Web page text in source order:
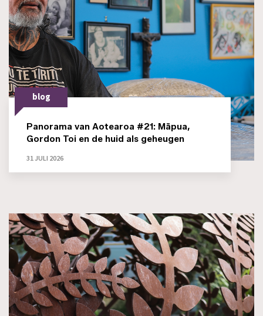
blog
Panorama van Aotearoa #21: Māpua,
Gordon Toi en de huid als geheugen
31 JULI 2026